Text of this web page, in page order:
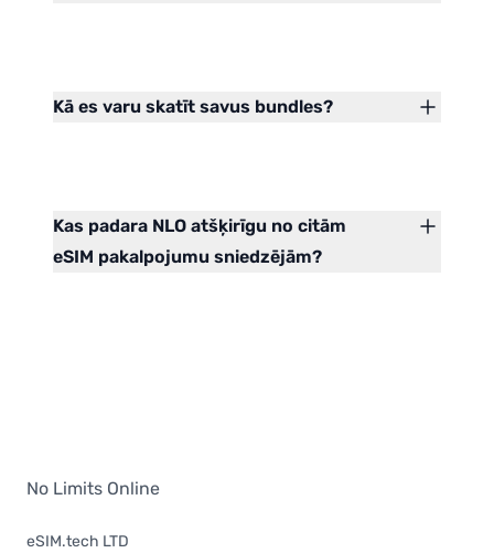
Kā es varu skatīt savus bundles?
Kas padara NLO atšķirīgu no citām
eSIM pakalpojumu sniedzējām?
No Limits Online
eSIM.tech LTD